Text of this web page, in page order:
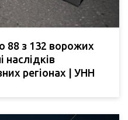
88 з 132 ворожих
наслідків
регіонах | УНН